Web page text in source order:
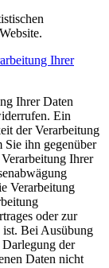
Ihrer
Ihrer Daten
Ein
der Verarbeitung
Sie ihn gegenüber
Ihrer
Verarbeitung
oder zur
ist. Bei Ausübung
der
Daten nicht